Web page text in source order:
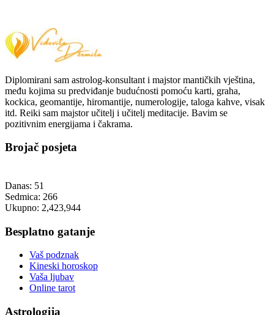
Diplomirani sam astrolog-konsultant i majstor mantičkih vještina,
među kojima su predviđanje budućnosti pomoću karti, graha,
kockica, geomantije, hiromantije, numerologije, taloga kahve, visak
itd. Reiki sam majstor učitelj i učitelj meditacije. Bavim se
pozitivnim energijama i čakrama.
Brojač posjeta
Danas: 51
Sedmica: 266
Ukupno: 2,423,944
Besplatno gatanje
Vaš podznak
Kineski horoskop
Vaša ljubav
Online tarot
Astrologija